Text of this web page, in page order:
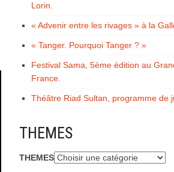
Lorin.
« Advenir entre les rivages » à la
« Tanger. Pourquoi Tanger ? »
Festival Sama, 5éme édition au
France.
Théâtre Riad Sultan, programme de
THEMES
THEMES